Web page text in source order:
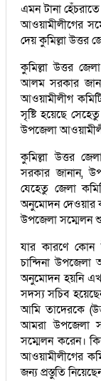
এমন টানা
আওয়ামীলীগের
দেয় কুমিল্লা উত্তর
কুমিল্লা উত্তর
আলম সরকার
আওয়ামীলীগ
সৃষ্টি হয়েছে
উপজেলা
কুমিল্লা উত্তর
সরকার জানান,
যেহেতু জেলা
অনুমোদন দেওয়ার
উপজেলা সম্মেলন
যার কারণে কোন
চান্দিনা
অনুমোদন হয়নি
সদস্য সচিব
আমি তাদেরকে
আমরা উপজেলা
সম্মেলন করেন।
আওয়ামীলীগের
জন্য প্রস্তুতি